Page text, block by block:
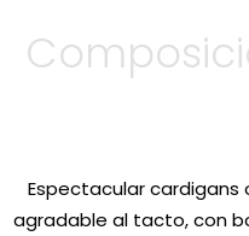
Espectacular cardigans
agradable al tacto, con